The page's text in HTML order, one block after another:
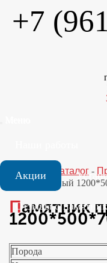
+7
Акции
Отзывы о
Главная Каталог -
прямоугольный
Памятник прямоугольный
Порода